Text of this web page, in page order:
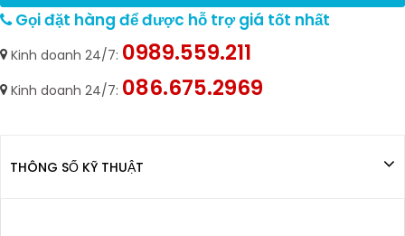
Gọi đặt hàng để được hỗ trợ giá tốt nhất
Kinh doanh 24/7: 0989.559.211
Kinh doanh 24/7: 086.675.2969
THÔNG SỐ KỸ THUẬT